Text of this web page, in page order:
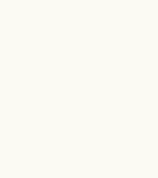
För
Sök